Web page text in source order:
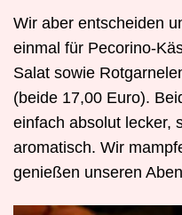
Wir aber entscheiden
einmal für Pecorino-
Salat sowie
(beide 17,00 Euro).
einfach absolut lecker,
aromatisch. Wir
genießen unseren